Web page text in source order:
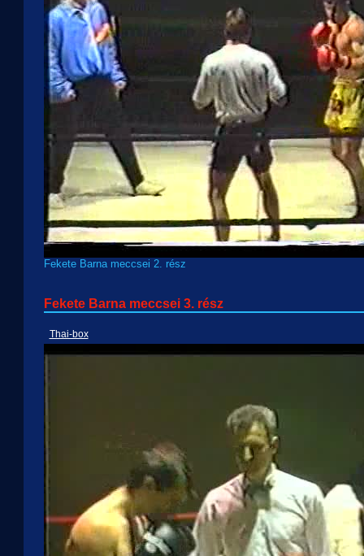
Fekete Barna meccsei 2. rész
Fekete Barna meccsei 3. rész
Thai-box